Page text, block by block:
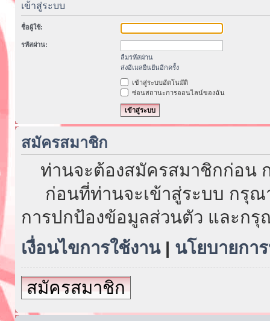
เข้าสู่ระบบ
ชื่อผู้ใช้:
รหัสผ่าน:
ลืมรหัสผ่าน
ส่งอีเมลยืนยันอีกครั้ง
เข้าสู่ระบบอัตโนมัติ
ซ่อนสถานะการออนไลน์ของฉัน
สมัครสมาชิก
ท่านจะต้องสมัครสมาชิกก่อน
ก่อนที่ท่านจะเข้าสู่ระบบ กรุณ
การปกป้องข้อมูลส่วนตัว และก
เงื่อนไขการใช้งาน| นโยบายกา
สมัครสมาชิก